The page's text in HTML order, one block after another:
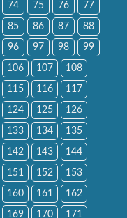
74 75 76 77
85 86 87 88
96 97 98 99
106 107 108
115 116 117
124 125 126
133 134 135
142 143 144
151 152 153
160 161 162
169 170 171